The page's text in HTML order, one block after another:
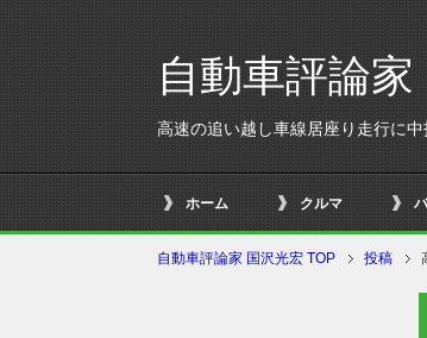
自動車評論
高速の追い越し車線居座り走行に
ホーム クルマ
自動車評論家 国沢光宏 TOP 投稿